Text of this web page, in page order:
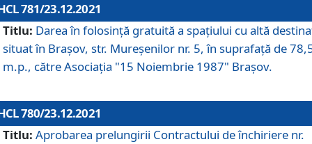
781/23.12.2021
Titlu: Darea în folosinţă gratuită a spaţiului cu altă
situat în Braşov, str. Mureşenilor nr. 5, în suprafaţă de
m.p., către Asociaţia "15 Noiembrie 1987" Braşov.
780/23.12.2021
Titlu: Aprobarea prelungirii Contractului de închiriere nr.